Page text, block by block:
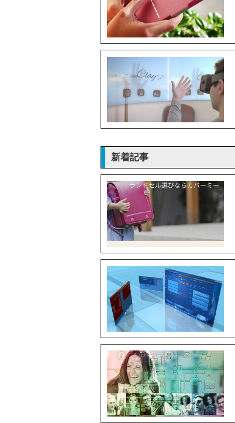
新着記事